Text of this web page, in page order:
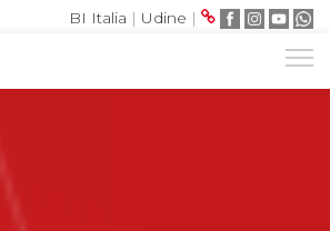
BI Italia | Udine |